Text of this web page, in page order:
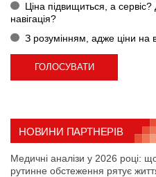
Ціна підвищиться, а
навігація?
З розумінням, адже ціни на
НОВИНИ ПАРТНЕРІВ
Медичні аналізи у 2026 році:
рутинне обстеження рятує